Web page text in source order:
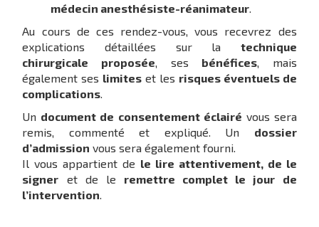
médecin anesthésiste-réanimateur
Au cours de ces rendez-vous, vous recevrez des
explications détaillées sur la technique
chirurgicale proposée , ses bénéfices , mais
également ses limites et les risques éventuels de
complications
Un document de consentement éclairé vous sera
remis, commenté et expliqué. Un dossier
d’admission vous sera également fourni.
Il vous appartient de le lire attentivement, de le
signer et de le remettre complet le jour de
l’intervention